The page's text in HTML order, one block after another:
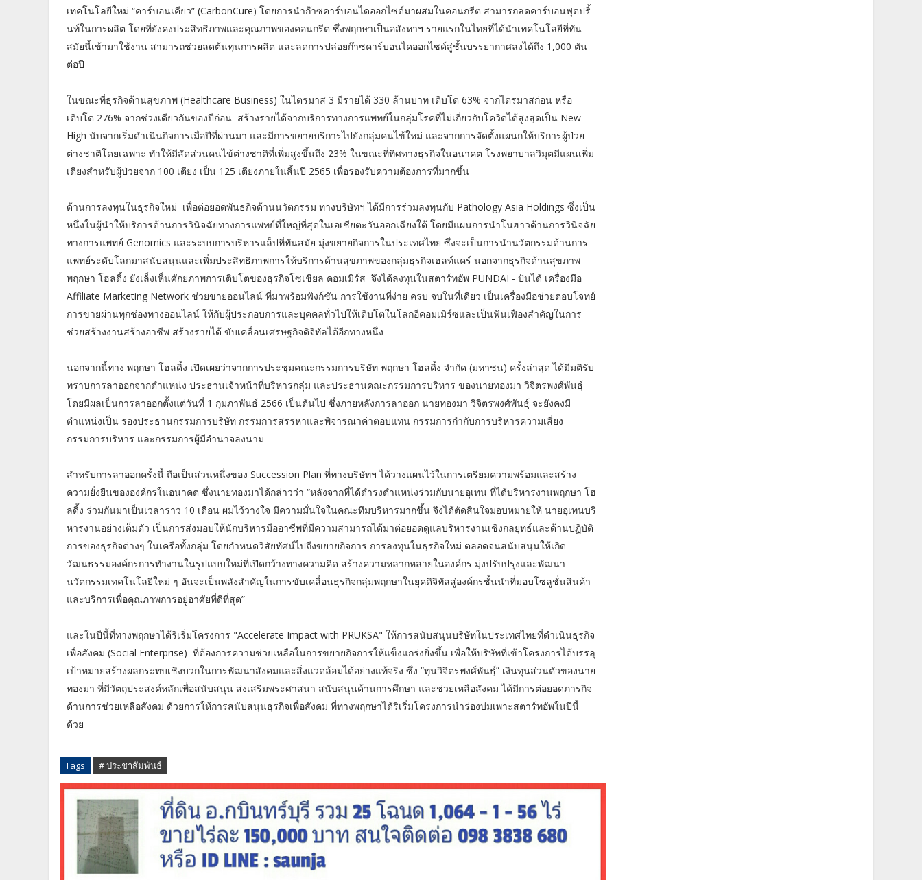
เทคโนโลยีใหม่ “คาร์บอนเคียว” (CarbonCure) โดยการนำก๊าซคาร์บอนไดออกไซด์มาผสมในคอนกรีต สามารถลดคาร์บอนฟุตปริ้
นท์ในการผลิต โดยที่ยังคงประสิทธิภาพและคุณภาพของคอนกรีต ซึ่งพฤกษาเป็นอสังหาฯ รายแรกในไทยที่ได้นำเทคโนโลยีที่ทัน
สมัยนี้เข้ามาใช้งาน สามารถช่วยลดต้นทุนการผลิต และลดการปล่อยก๊าซคาร์บอนไดออกไซด์สู่ชั้นบรรยากาศลงได้ถึง 1,000 ตัน
ต่อปี
ในขณะที่ธุรกิจด้านสุขภาพ (Healthcare Business) ในไตรมาส 3 มีรายได้ 330 ล้านบาท เติบโต 63% จากไตรมาสก่อน หรือ
เติบโต 276% จากช่วงเดียวกันของปีก่อน สร้างรายได้จากบริการทางการแพทย์ในกลุ่มโรคที่ไม่เกี่ยวกับโควิดได้สูงสุดเป็น New
High นับจากเริ่มดำเนินกิจการเมื่อปีที่ผ่านมา และมีการขยายบริการไปยังกลุ่มคนไข้ใหม่ และจากการจัดตั้งแผนกให้บริการผู้ป่วย
ต่างชาติโดยเฉพาะ ทำให้มีสัดส่วนคนไข้ต่างชาติที่เพิ่มสูงขึ้นถึง 23% ในขณะที่ทิศทางธุรกิจในอนาคต โรงพยาบาลวิมุตมีแผนเพิ่ม
เตียงสำหรับผู้ป่วยจาก 100 เตียง เป็น 125 เตียงภายในสิ้นปี 2565 เพื่อรองรับความต้องการที่มากขึ้น
ด้านการลงทุนในธุรกิจใหม่ เพื่อต่อยอดพันธกิจด้านนวัตกรรม ทางบริษัทฯ ได้มีการร่วมลงทุนกับ Pathology Asia Holdings ซึ่งเป็น
หนึ่งในผู้นำให้บริการด้านการวินิจฉัยทางการแพทย์ที่ใหญ่ที่สุดในเอเชียตะวันออกเฉียงใต้ โดยมีแผนการนำโนฮาวด้านการวินิจฉัย
ทางการแพทย์ Genomics และระบบการบริหารแล็ปที่ทันสมัย มุ่งขยายกิจการในประเทศไทย ซึ่งจะเป็นการนำนวัตกรรมด้านการ
แพทย์ระดับโลกมาสนับสนุนและเพิ่มประสิทธิภาพการให้บริการด้านสุขภาพของกลุ่มธุรกิจเฮลท์แคร์ นอกจากธุรกิจด้านสุขภาพ
พฤกษา โฮลดิ้ง ยังเล็งเห็นศักยภาพการเติบโตของธุรกิจโซเชียล คอมเมิร์ส จึงได้ลงทุนในสตาร์ทอัพ PUNDAI - ปันได้ เครื่องมือ
Affiliate Marketing Network ช่วยขายออนไลน์ ที่มาพร้อมฟังก์ชัน การใช้งานที่ง่าย ครบ จบในที่เดียว เป็นเครื่องมือช่วยตอบโจทย์
การขายผ่านทุกช่องทางออนไลน์ ให้กับผู้ประกอบการและบุคคลทั่วไปให้เติบโตในโลกอีคอมเมิร์ซและเป็นฟันเฟืองสำคัญในการ
ช่วยสร้างงานสร้างอาชีพ สร้างรายได้ ขับเคลื่อนเศรษฐกิจดิจิทัลได้อีกทางหนึ่ง
นอกจากนี้ทาง พฤกษา โฮลดิ้ง เปิดเผยว่าจากการประชุมคณะกรรมการบริษัท พฤกษา โฮลดิ้ง จำกัด (มหาชน) ครั้งล่าสุด ได้มีมติรับ
ทราบการลาออกจากตำแหน่ง ประธานเจ้าหน้าที่บริหารกลุ่ม และประธานคณะกรรมการบริหาร ของนายทองมา วิจิตรพงศ์พันธุ์
โดยมีผลเป็นการลาออกตั้งแต่วันที่ 1 กุมภาพันธ์ 2566 เป็นต้นไป ซึ่งภายหลังการลาออก นายทองมา วิจิตรพงศ์พันธุ์ จะยังคงมี
ตำแหน่งเป็น รองประธานกรรมการบริษัท กรรมการสรรหาและพิจารณาค่าตอบแทน กรรมการกำกับการบริหารความเสี่ยง
กรรมการบริหาร และกรรมการผู้มีอำนาจลงนาม
สำหรับการลาออกครั้งนี้ ถือเป็นส่วนหนึ่งของ Succession Plan ที่ทางบริษัทฯ ได้วางแผนไว้ในการเตรียมความพร้อมและสร้าง
ความยั่งยืนขององค์กรในอนาคต ซึ่งนายทองมาได้กล่าวว่า “หลังจากที่ได้ดำรงตำแหน่งร่วมกับนายอุเทน ที่ได้บริหารงานพฤกษา โฮ
ลดิ้ง ร่วมกันมาเป็นเวลาราว 10 เดือน ผมไว้วางใจ มีความมั่นใจในคณะทีมบริหารมากขึ้น จึงได้ตัดสินใจมอบหมายให้ นายอุเทนบริ
หารงานอย่างเต็มตัว เป็นการส่งมอบให้นักบริหารมืออาชีพที่มีความสามารถได้มาต่อยอดดูแลบริหารงานเชิงกลยุทธ์และด้านปฏิบัติ
การของธุรกิจต่างๆ ในเครือทั้งกลุ่ม โดยกำหนดวิสัยทัศน์ไปถีงขยายกิจการ การลงทุนในธุรกิจใหม่ ตลอดจนสนับสนุนให้เกิด
วัฒนธรรมองค์กรการทำงานในรูปแบบใหม่ที่เปิดกว้างทางความคิด สร้างความหลากหลายในองค์กร มุ่งปรับปรุงและพัฒนา
นวัตกรรมเทคโนโลยีใหม่ ๆ อันจะเป็นพลังสำคัญในการขับเคลื่อนธุรกิจกลุ่มพฤกษาในยุคดิจิทัลสู่องค์กรชั้นนำที่มอบโซลูชั่นสินค้า
และบริการเพื่อคุณภาพการอยู่อาศัยที่ดีที่สุด”
และในปีนี้ที่ทางพฤกษาได้ริเริ่มโครงการ "Accelerate Impact with PRUKSA" ให้การสนับสนุนบริษัทในประเทศไทยที่ดำเนินธุรกิจ
เพื่อสังคม (Social Enterprise) ที่ต้องการความช่วยเหลือในการขยายกิจการให้แข็งแกร่งยิ่งขึ้น เพื่อให้บริษัทที่เข้าโครงการได้บรรลุ
เป้าหมายสร้างผลกระทบเชิงบวกในการพัฒนาสังคมและสิ่งแวดล้อมได้อย่างแท้จริง ซึ่ง “ทุนวิจิตรพงศ์พันธุ์” เงินทุนส่วนตัวของนาย
ทองมา ที่มีวัตถุประสงค์หลักเพื่อสนับสนุน ส่งเสริมพระศาสนา สนับสนุนด้านการศึกษา และช่วยเหลือสังคม ได้มีการต่อยอดภารกิจ
ด้านการช่วยเหลือสังคม ด้วยการให้การสนับสนุนธุรกิจเพื่อสังคม ที่ทางพฤกษาได้ริเริ่มโครงการนำร่องบ่มเพาะสตาร์ทอัพในปีนี้
ด้วย
Tags # ประชาสัมพันธ์